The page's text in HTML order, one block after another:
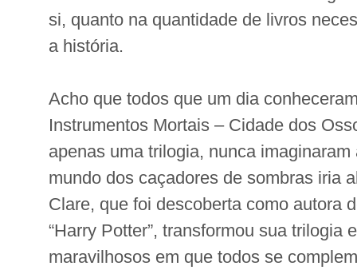
si, quanto na quantidade de livros
a história.
Acho que todos que um dia
Instrumentos Mortais – Cidade dos
apenas uma trilogia, nunca
mundo dos caçadores de sombras iria
Clare, que foi descoberta como autora
“Harry Potter”, transformou sua trilogia
maravilhosos em que todos se